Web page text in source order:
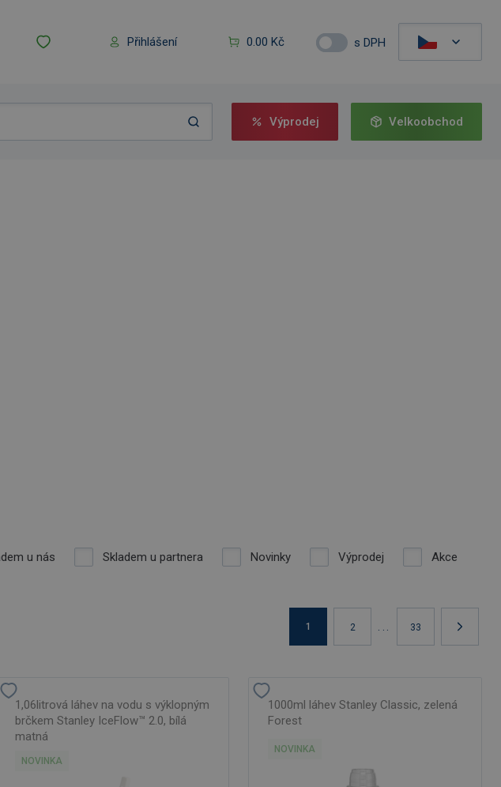
Přihlášení 0.00 Kč s DPH
Výprodej Velkoobchod
u nás Skladem u partnera Novinky Výprodej Akce
1 2 33
1,06litrová láhev na vodu s výklopným
brčkem Stanley IceFlow™ 2.0, bílá
matná
NOVINKA
1000ml láhev Stanley Classic, zelená
Forest
NOVINKA